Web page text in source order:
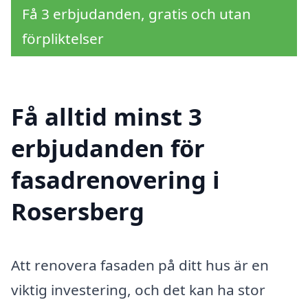
Få 3 erbjudanden, gratis och utan
förpliktelser
Få alltid minst 3
erbjudanden för
fasadrenovering i
Rosersberg
Att renovera fasaden på ditt hus är en
viktig investering, och det kan ha stor